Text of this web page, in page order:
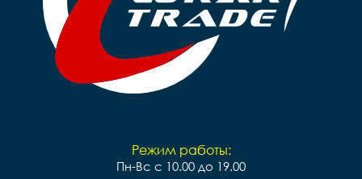
Режим работы:
Пн-Вс с 10.00 до 19.00